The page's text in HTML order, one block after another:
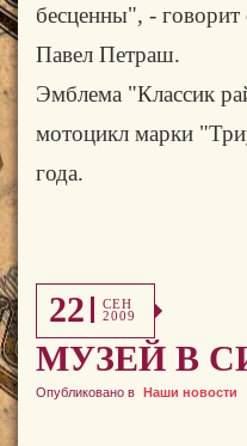
бесценны", - говорит
Павел Петраш.
Эмблема "Классик
мотоцикл марки
года.
22
СЕН
2009
МУЗЕЙ В
Опубликовано в Наши новости